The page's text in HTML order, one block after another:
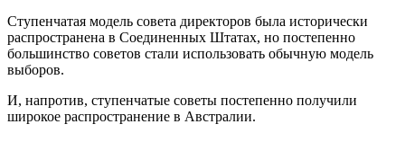
Ступенчатая модель совета директоров была исторически
распространена в Соединенных Штатах, но постепенно
большинство советов стали использовать обычную модель
выборов.
И, напротив, ступенчатые советы постепенно получили
широкое распространение в Австралии.